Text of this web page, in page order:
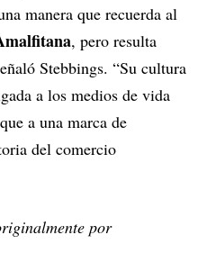
manera que recuerda al
, pero resulta
Stebbings. “Su cultura
a los medios de vida
a una marca de
del comercio
por